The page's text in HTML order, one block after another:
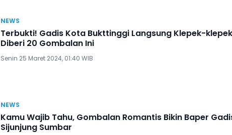
NEWS
Terbukti! Gadis Kota Bukttinggi Langsung Klepek-klepek
Diberi 20 Gombalan Ini
Senin 25 Maret 2024, 01:40 WIB
NEWS
Kamu Wajib Tahu, Gombalan Romantis Bikin Baper
Sijunjung Sumbar